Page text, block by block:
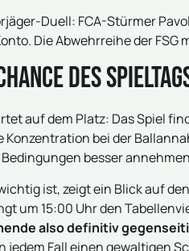
Duell: FCA-Stürmer
Die Abwehrreihe der
des
auf dem Platz: Das Spiel
bei der
besser
ist, zeigt ein Blick auf
um 15:00 Uhr den
also definitiv
Fall einen gewaltigen